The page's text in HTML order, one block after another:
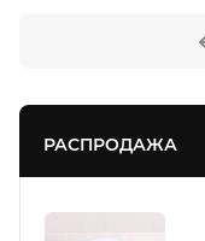
РАСПРОДАЖА